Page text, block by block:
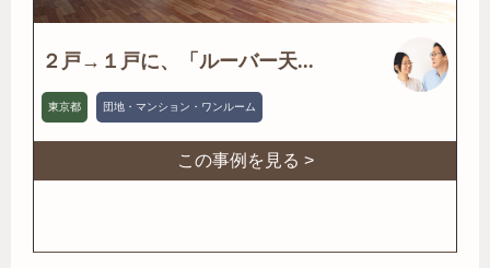
２戸→１戸に、「ルーバー天...
東京都 団地・マンション・ワンルーム
この事例を見る >